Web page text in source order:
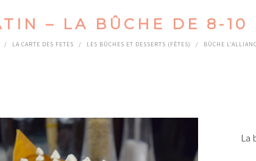
– LA BÛCHE DE 8-10
/ LA CARTE DES FETES / LES BÛCHES ET DESSERTS (FÊTES) / BÛCHE
La